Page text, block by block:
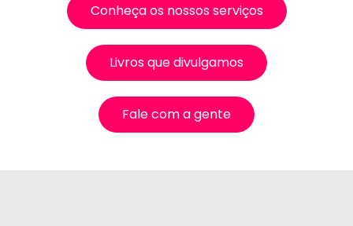
Conheça os nossos serviços
Livros que divulgamos
Fale com a gente